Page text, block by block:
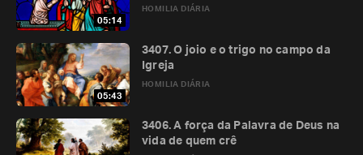
05:14
HOMILIA DIÁRIA
05:43
HOMILIA DIÁRIA
3407. O joio e o trigo no campo da
Igreja
3406. A força da Palavra de Deus na
vida de quem crê